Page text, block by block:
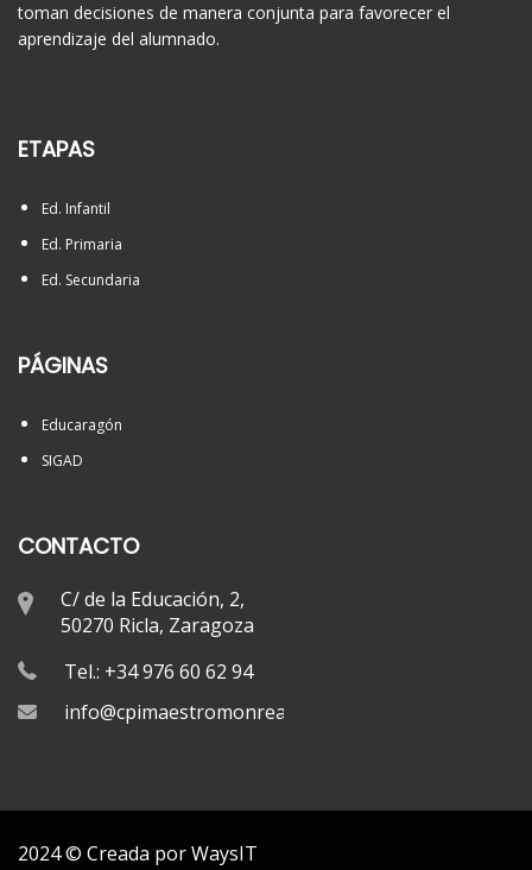
toman decisiones de manera conjunta para favorecer el
aprendizaje del alumnado.
ETAPAS
Ed. Infantil
Ed. Primaria
Ed. Secundaria
PÁGINAS
Educaragón
SIGAD
CONTACTO
C/ de la Educación, 2,
50270 Ricla, Zaragoza
Tel.: +34 976 60 62 94
info@cpimaestromonreal.com
2024 © Creada porWaysIT